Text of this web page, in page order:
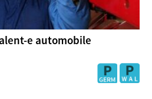
e automobile